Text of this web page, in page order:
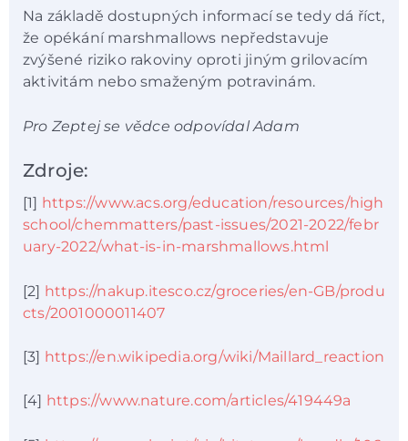
Na základě dostupných informací se tedy dá říct,
že opékání marshmallows nepředstavuje
zvýšené riziko rakoviny oproti jiným grilovacím
aktivitám nebo smaženým potravinám.
Pro Zeptej se vědce odpovídal Adam
Zdroje:
[1] https://www.acs.org/education/resources/high
school/chemmatters/past-issues/2021-2022/febr
uary-2022/what-is-in-marshmallows.html
[2] https://nakup.itesco.cz/groceries/en-GB/produ
cts/2001000011407
[3] https://en.wikipedia.org/wiki/Maillard_reaction
[4] https://www.nature.com/articles/419449a